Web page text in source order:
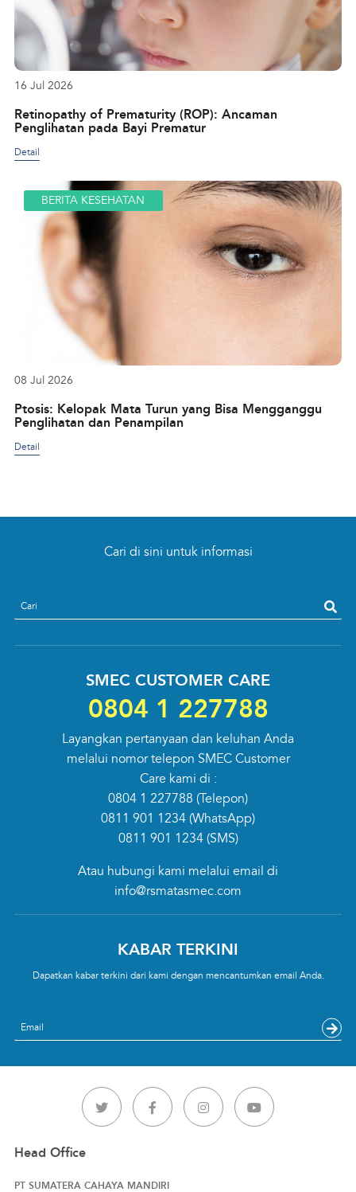
16 Jul 2026
Retinopathy of Prematurity (ROP): Ancaman
Penglihatan pada Bayi Prematur
Detail
BERITA KESEHATAN
08 Jul 2026
Ptosis: Kelopak Mata Turun yang Bisa Mengganggu
Penglihatan dan Penampilan
Detail
Cari di sini untuk informasi
search
SMEC CUSTOMER CARE
0804 1 227788
Layangkan pertanyaan dan keluhan Anda
melalui nomor telepon SMEC Customer
Care kami di :
0804 1 227788 (Telepon)
0811 901 1234 (WhatsApp)
0811 901 1234(SMS)
Atau hubungi kami melalui email di
info@rsmatasmec.com
KABAR TERKINI
Dapatkan kabar terkini dari kami dengan mencantumkan email Anda.
Email
Head Office
PT SUMATERA CAHAYA MANDIRI